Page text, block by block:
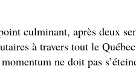
culminant, après deux
à travers tout le
ne doit pas